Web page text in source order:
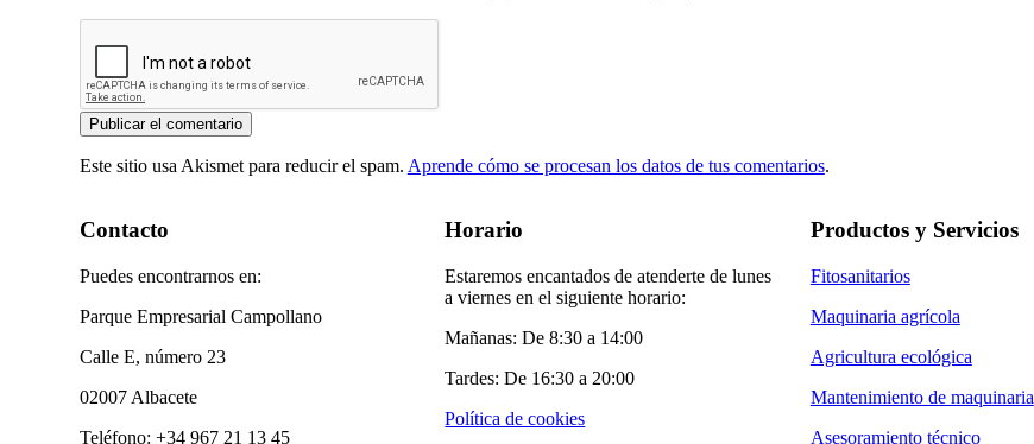
Este sitio usa Akismet para reducir el spam. Aprende cómo se procesan los datos de tus comentarios.
Contacto
Puedes encontrarnos en:
Parque Empresarial Campollano
Calle E, número 23
02007 Albacete
Teléfono: +34 967 21 13 45
Horario
Estaremos encantados de atenderte de lunes
a viernes en el siguiente horario:
Mañanas: De 8:30 a 14:00
Tardes: De 16:30 a 20:00
Política de cookies
Productos y Servicios
Fitosanitarios
Maquinaria agrícola
Agricultura ecológica
Mantenimiento de maquinaria
Asesoramiento técnico